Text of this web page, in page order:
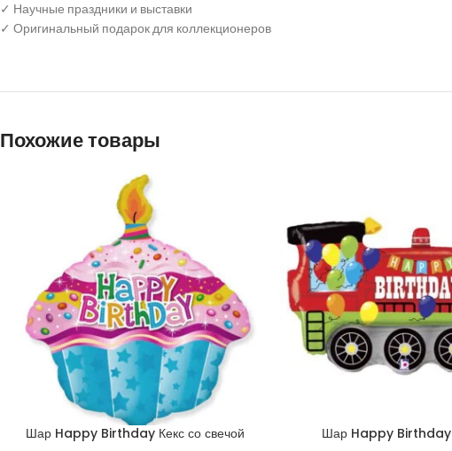
✓ Научные праздники и выставки
✓ Оригинальный подарок для коллекционеров
Похожие товары
Шар Happy Birthday Кекс со свечой Шар Happy Birthday